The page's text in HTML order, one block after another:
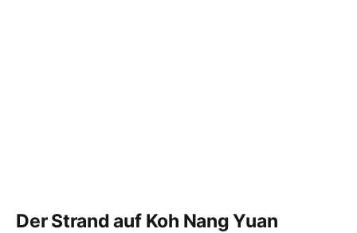
Der Strand auf Koh Nang Yuan